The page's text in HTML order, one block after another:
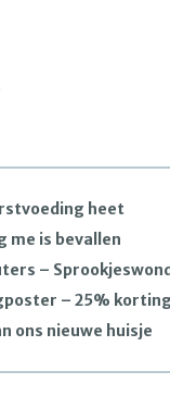
heet
me is bevallen
–
– 25%
ons nieuwe huisje